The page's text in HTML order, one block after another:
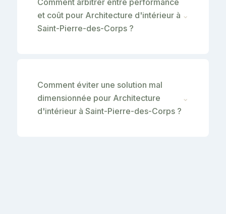
et coût pour Architecture d'intérieur à
Saint-Pierre-des-Corps ?
⌄
Comment éviter une solution mal
dimensionnée pour Architecture
d'intérieur à Saint-Pierre-des-Corps ?
⌄